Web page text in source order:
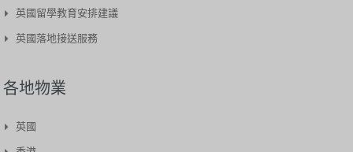
英國留學教育安排建議
英國落地接送服務
各地物業
英國